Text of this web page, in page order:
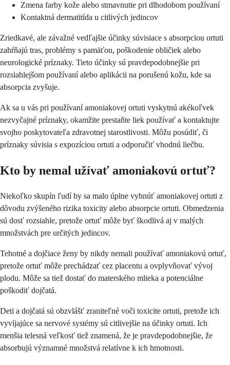
Zmena farby kože alebo stmavnutie pri dlhodobom používaní
Kontaktná dermatitída u citlivých jedincov
Zriedkavé, ale závažné vedľajšie účinky súvisiace s absorpciou ortuti
zahŕňajú tras, problémy s pamäťou, poškodenie obličiek alebo
neurologické príznaky. Tieto účinky sú pravdepodobnejšie pri
rozsiahlejšom používaní alebo aplikácii na porušenú kožu, kde sa
absorpcia zvyšuje.
Ak sa u vás pri používaní amoniakovej ortuti vyskytnú akékoľvek
nezvyčajné príznaky, okamžite prestaňte liek používať a kontaktujte
svojho poskytovateľa zdravotnej starostlivosti. Môžu posúdiť, či
príznaky súvisia s expozíciou ortuti a odporučiť vhodnú liečbu.
Kto by nemal užívať amoniakovú ortuť?
Niekoľko skupín ľudí by sa malo úplne vyhnúť amoniakovej ortuti z
dôvodu zvýšeného rizika toxicity alebo absorpcie ortuti. Obmedzenia
sú dosť rozsiahle, pretože ortuť môže byť škodlivá aj v malých
množstvách pre určitých jedincov.
Tehotné a dojčiace ženy by nikdy nemali používať amoniakovú ortuť,
pretože ortuť môže prechádzať cez placentu a ovplyvňovať vývoj
plodu. Môže sa tiež dostať do materského mlieka a potenciálne
poškodiť dojčatá.
Deti a dojčatá sú obzvlášť zraniteľné voči toxicite ortuti, pretože ich
vyvíjajúce sa nervové systémy sú citlivejšie na účinky ortuti. Ich
menšia telesná veľkosť tiež znamená, že je pravdepodobnejšie, že
absorbujú významné množstvá relatívne k ich hmotnosti.